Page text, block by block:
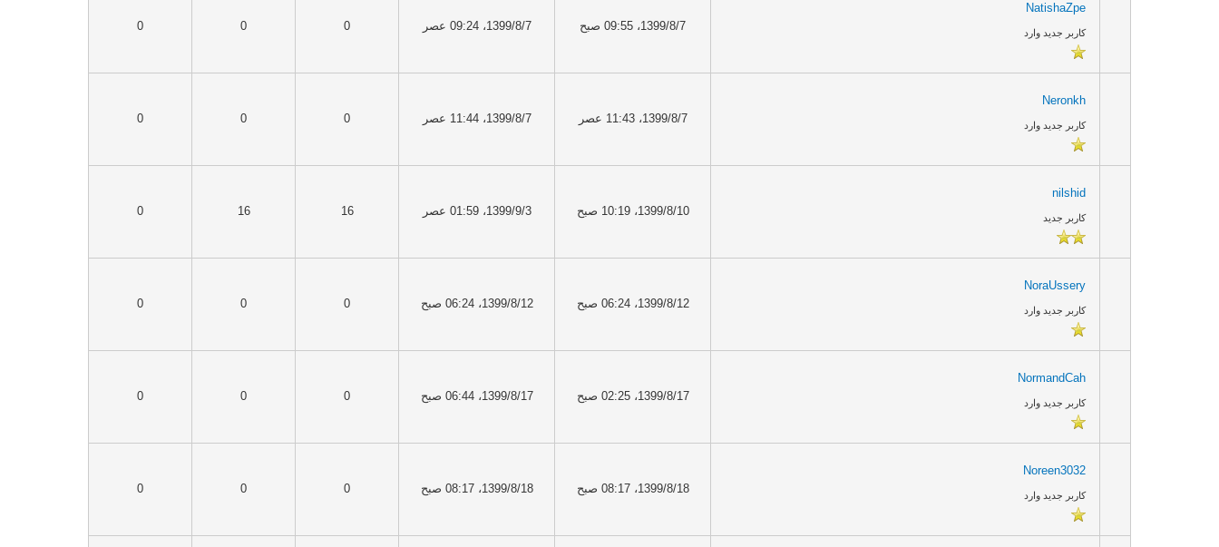
NatishaZpe
کاربر جدید وارد 1399/8/7، 09:55 صبح 1399/8/7، 09:24 عصر 0
0
0
Neronkh
کاربر جدید وارد 1399/8/7، 11:43 عصر 1399/8/7، 11:44 عصر 0
0
0
nilshid
کاربر جدید 1399/8/10، 10:19 صبح 1399/9/3، 01:59 عصر 16
16
0
NoraUssery
کاربر جدید وارد 1399/8/12، 06:24 صبح 1399/8/12، 06:24 صبح 0
0
0
NormandCah
کاربر جدید وارد 1399/8/17، 02:25 صبح 1399/8/17، 06:44 صبح 0
0
0
Noreen3032
کاربر جدید وارد 1399/8/18، 08:17 صبح 1399/8/18، 08:17 صبح 0
0
0